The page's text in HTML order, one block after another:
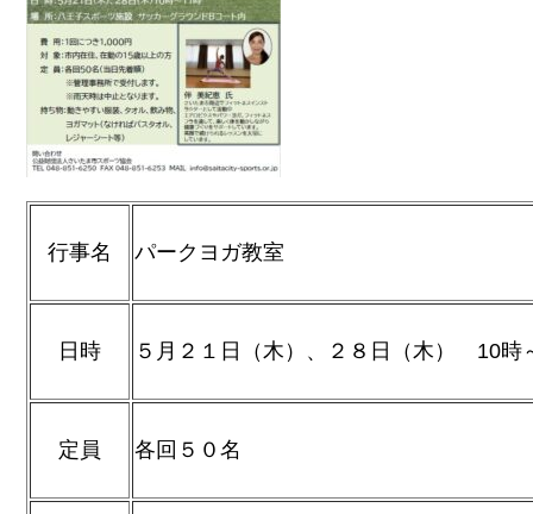
行事名 パークヨガ教室
日時 ５月２１日（木）、２８日（木） 10時
定員 各回５０名